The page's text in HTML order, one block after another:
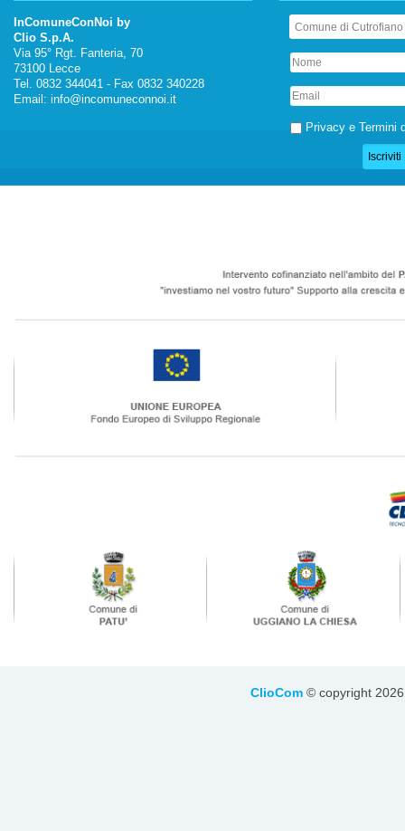
InComuneConNoi by
Clio S.p.A.
Via 95° Rgt. Fanteria, 70
73100 Lecce
Tel. 0832 344041 - Fax 0832 340228
Email: info@incomuneconnoi.it
Privacy e Termini
ClioCom © copyright